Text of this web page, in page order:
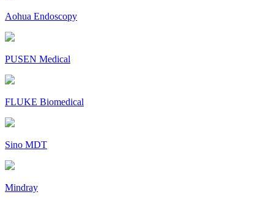
Aohua Endoscopy
PUSEN Medical
FLUKE Biomedical
Sino MDT
Mindray